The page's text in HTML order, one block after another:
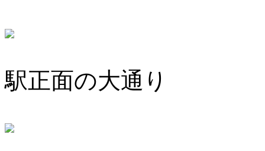
駅正面の大通り